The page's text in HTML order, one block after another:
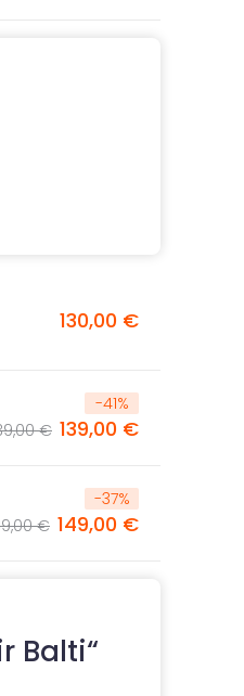
130,00 €
-41%
€ 139,00 €
-37%
€ 149,00 €
Balti“